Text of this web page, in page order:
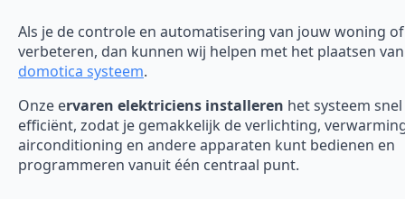
Als je de controle en automatisering van jouw woning
verbeteren, dan kunnen wij helpen met het plaatsen
domotica systeem.
Onze ervaren elektriciens installeren het systeem
efficiënt, zodat je gemakkelijk de verlichting,
airconditioning en andere apparaten kunt bedienen en
programmeren vanuit één centraal punt.